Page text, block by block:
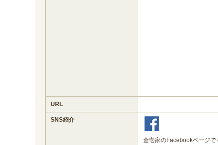
URL
SNS紹介
金壱家のFacebookページで